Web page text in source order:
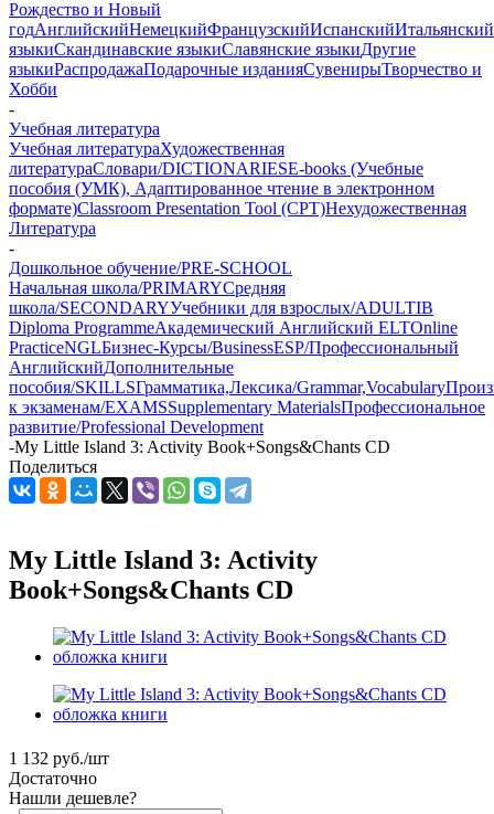
Рождество и Новый
годАнглийскийНемецкийФранцузскийИспанскийИтальянский
языкиСкандинавские языкиСлавянские языкиДругие
языкиРаспродажаПодарочные изданияСувенирыТворчество и
Хобби
-
Учебная литература
Учебная литератураХудожественная
литератураСловари/DICTIONARIESE-books (Учебные
пособия (УМК), Адаптированное чтение в электронном
формате)Classroom Presentation Tool (CPT)Нехудожественная
Литература
-
Дошкольное обучение/PRE-SCHOOL
Начальная школа/PRIMARYСредняя
школа/SECONDARYУчебники для взрослых/ADULTIB
Diploma ProgrammeАкадемический Английский ELTOnline
PracticeNGLБизнес-Курсы/BusinessESP/Профессиональный
АнглийскийДополнительные
пособия/SKILLSГрамматика,Лексика/Grammar,Vocabulary
к экзаменам/EXAMSSupplementary MaterialsПрофессиональное
развитие/Professional Development
-My Little Island 3: Activity Book+Songs&Chants CD
Поделиться
My Little Island 3: Activity
Book+Songs&Chants CD
1 132 руб./шт
Достаточно
Нашли дешевле?